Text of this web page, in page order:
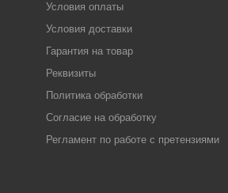
Условия оплаты
Условия доставки
Гарантия на товар
Реквизиты
Политика обработки
Согласие на обработку
Регламент по работе с претензиями